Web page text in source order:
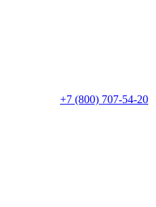
+7 (800) 707-54-20